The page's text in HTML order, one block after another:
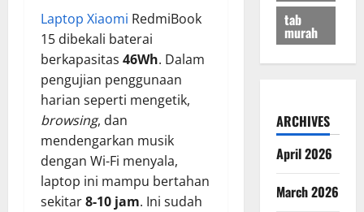
Laptop Xiaomi RedmiBook
15 dibekali baterai
berkapasitas 46Wh. Dalam
pengujian penggunaan
harian seperti mengetik,
browsing, dan
mendengarkan musik
dengan Wi-Fi menyala,
laptop ini mampu bertahan
sekitar8-10 jam. Ini sudah
tab
murah
ARCHIVES
April 2026
March 2026